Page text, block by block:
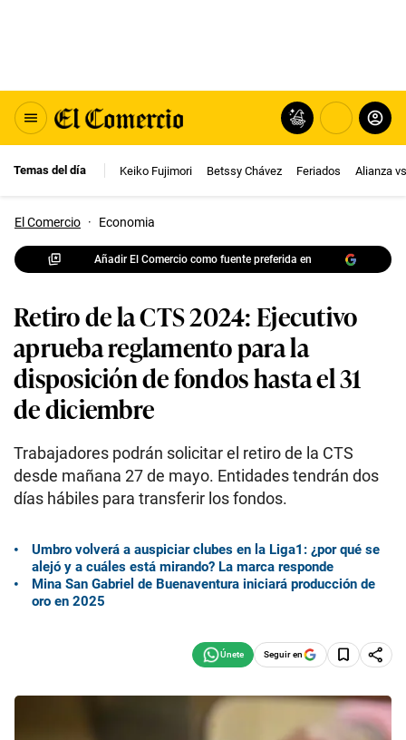
Temas del día Keiko Fujimori Betssy Chávez Feriados Alianza
El Comercio · Economia
Añadir El Comercio como fuente preferida en
Retiro de la CTS 2024: Ejecutivo
aprueba reglamento para la
disposición de fondos hasta el 31
de diciembre
Trabajadores podrán solicitar el retiro de la CTS
desde mañana 27 de mayo. Entidades tendrán dos
días hábiles para transferir los fondos.
Umbro volverá a auspiciar clubes en la Liga1: ¿por qué se
alejó y a cuáles está mirando? La marca responde
Mina San Gabriel de Buenaventura iniciará producción de
oro en 2025
Seguir en